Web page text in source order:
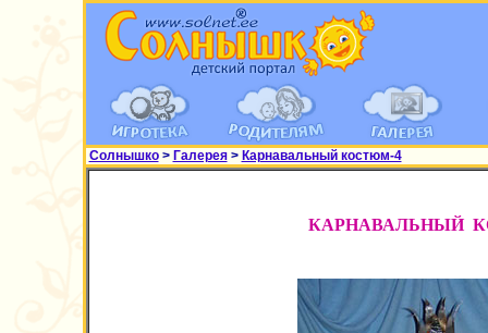
Солнышко> Галерея> Карнавальный костюм-4
КАРНАВАЛЬНЫЙ